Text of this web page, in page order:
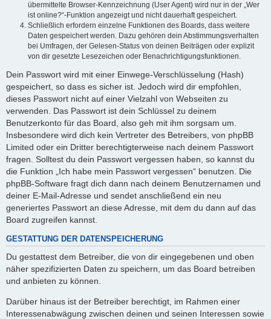
übermittelte Browser-Kennzeichnung (User Agent) wird nur in der „Wer
ist online?“-Funktion angezeigt und nicht dauerhaft gespeichert.
Schließlich erfordern einzelne Funktionen des Boards, dass weitere
Daten gespeichert werden. Dazu gehören dein Abstimmungsverhalten
bei Umfragen, der Gelesen-Status von deinen Beiträgen oder explizit
von dir gesetzte Lesezeichen oder Benachrichtigungsfunktionen.
Dein Passwort wird mit einer Einwege-Verschlüsselung (Hash)
gespeichert, so dass es sicher ist. Jedoch wird dir empfohlen,
dieses Passwort nicht auf einer Vielzahl von Webseiten zu
verwenden. Das Passwort ist dein Schlüssel zu deinem
Benutzerkonto für das Board, also geh mit ihm sorgsam um.
Insbesondere wird dich kein Vertreter des Betreibers, von phpBB
Limited oder ein Dritter berechtigterweise nach deinem Passwort
fragen. Solltest du dein Passwort vergessen haben, so kannst du
die Funktion „Ich habe mein Passwort vergessen“ benutzen. Die
phpBB-Software fragt dich dann nach deinem Benutzernamen und
deiner E-Mail-Adresse und sendet anschließend ein neu
generiertes Passwort an diese Adresse, mit dem du dann auf das
Board zugreifen kannst.
GESTATTUNG DER DATENSPEICHERUNG
Du gestattest dem Betreiber, die von dir eingegebenen und oben
näher spezifizierten Daten zu speichern, um das Board betreiben
und anbieten zu können.
Darüber hinaus ist der Betreiber berechtigt, im Rahmen einer
Interessenabwägung zwischen deinen und seinen Interessen sowie